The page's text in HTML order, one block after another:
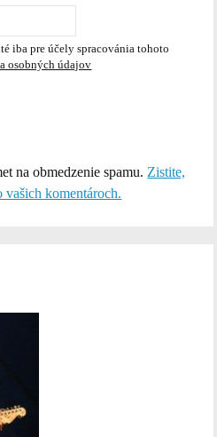
iba pre účely spracovánia tohoto
osobných údajov
na obmedzenie spamu. Zistite,
vašich komentároch.